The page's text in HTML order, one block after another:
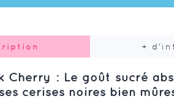
+
Cherry : Le goût sucré
cerises noires bien